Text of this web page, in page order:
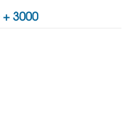
3000